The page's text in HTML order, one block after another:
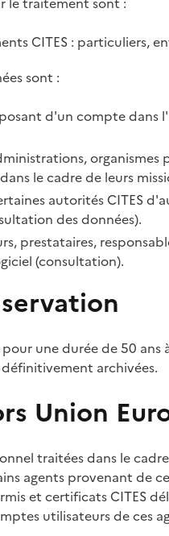
CITES : particuliers,
sont :
d'un compte
le cadre de leurs
autorités CITES
des données).
prestataires,
(consultation).
une durée de 50
archivées.
Union
traitées dans le
agents provenant de
et certificats CITES
utilisateurs de ces